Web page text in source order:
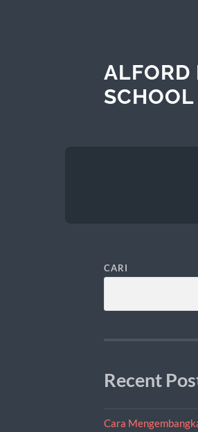
ALFORD
SCHOOL
CARI
Recent
Cara